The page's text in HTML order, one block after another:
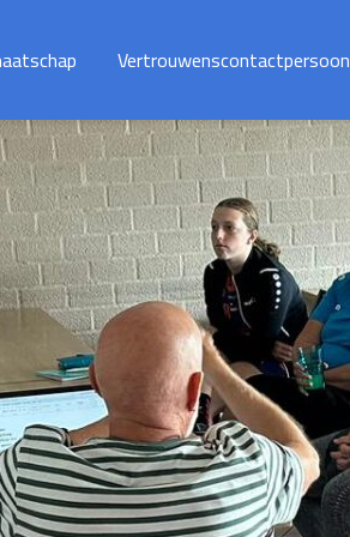
Vertrouwenscontactpersoon